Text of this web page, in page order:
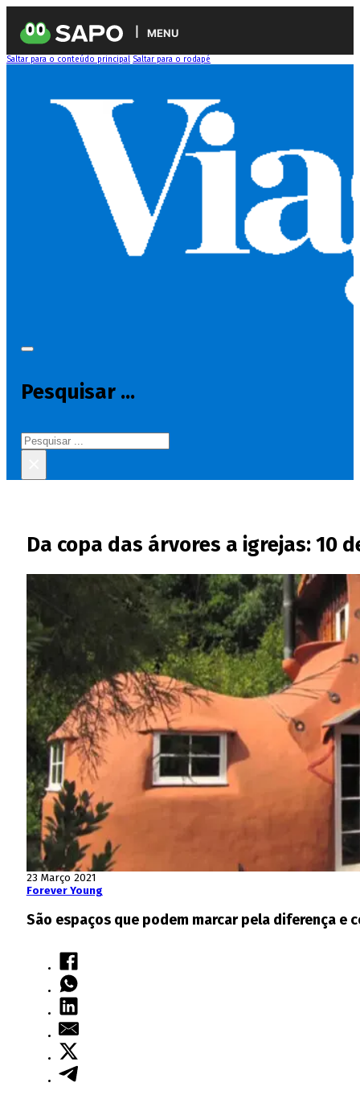
MENU
Saltar para o conteúdo principal Saltar para o rodapé
Pesquisar ...
Pesquisar
Da copa das árvores a igrejas: 10
23 Março 2021
Forever Young
São espaços que podem marcar pela diferença e